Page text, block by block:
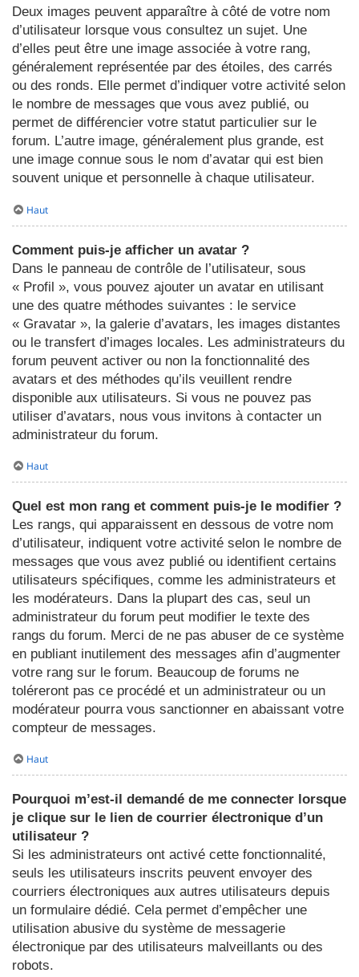
Deux images peuvent apparaître à côté de votre nom
d’utilisateur lorsque vous consultez un sujet. Une
d’elles peut être une image associée à votre rang,
généralement représentée par des étoiles, des carrés
ou des ronds. Elle permet d’indiquer votre activité selon
le nombre de messages que vous avez publié, ou
permet de différencier votre statut particulier sur le
forum. L’autre image, généralement plus grande, est
une image connue sous le nom d’avatar qui est bien
souvent unique et personnelle à chaque utilisateur.
Haut
Comment puis-je afficher un avatar ?
Dans le panneau de contrôle de l’utilisateur, sous
« Profil », vous pouvez ajouter un avatar en utilisant
une des quatre méthodes suivantes : le service
« Gravatar », la galerie d’avatars, les images distantes
ou le transfert d’images locales. Les administrateurs du
forum peuvent activer ou non la fonctionnalité des
avatars et des méthodes qu’ils veuillent rendre
disponible aux utilisateurs. Si vous ne pouvez pas
utiliser d’avatars, nous vous invitons à contacter un
administrateur du forum.
Haut
Quel est mon rang et comment puis-je le modifier ?
Les rangs, qui apparaissent en dessous de votre nom
d’utilisateur, indiquent votre activité selon le nombre de
messages que vous avez publié ou identifient certains
utilisateurs spécifiques, comme les administrateurs et
les modérateurs. Dans la plupart des cas, seul un
administrateur du forum peut modifier le texte des
rangs du forum. Merci de ne pas abuser de ce système
en publiant inutilement des messages afin d’augmenter
votre rang sur le forum. Beaucoup de forums ne
toléreront pas ce procédé et un administrateur ou un
modérateur pourra vous sanctionner en abaissant votre
compteur de messages.
Haut
Pourquoi m’est-il demandé de me connecter lorsque
je clique sur le lien de courrier électronique d’un
utilisateur ?
Si les administrateurs ont activé cette fonctionnalité,
seuls les utilisateurs inscrits peuvent envoyer des
courriers électroniques aux autres utilisateurs depuis
un formulaire dédié. Cela permet d’empêcher une
utilisation abusive du système de messagerie
électronique par des utilisateurs malveillants ou des
robots.